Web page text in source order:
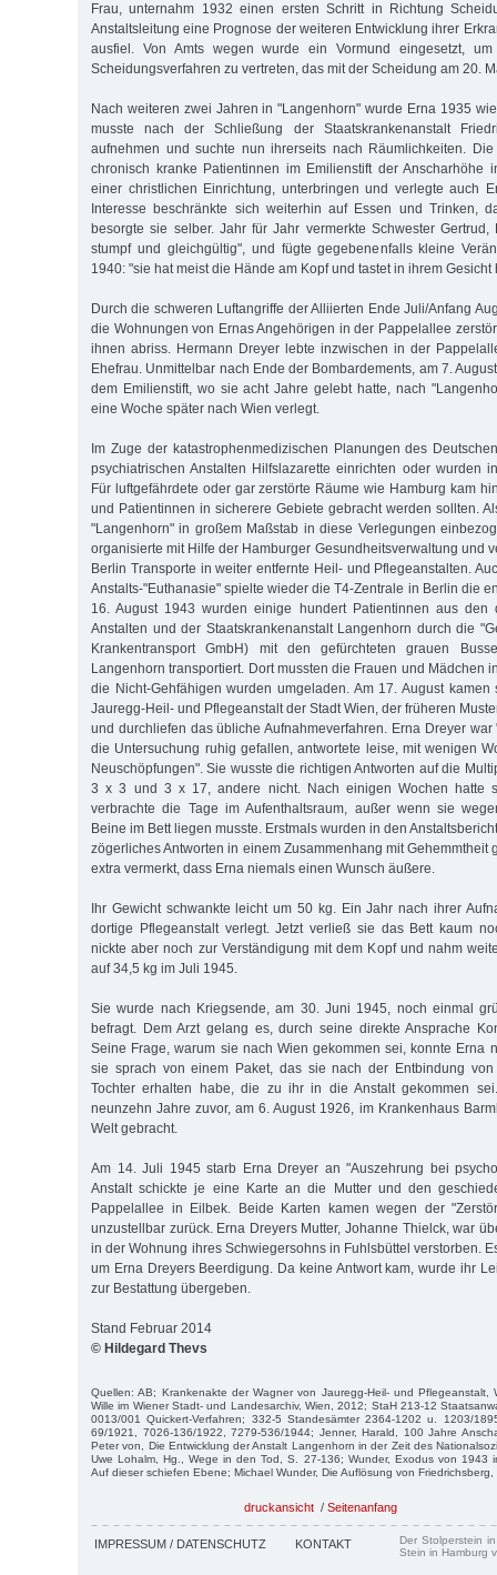
Frau, unternahm 1932 einen ersten Schritt in Richtung
Anstaltsleitung eine Prognose der weiteren Entwicklung ihrer
ausfiel. Von Amts wegen wurde ein Vormund eingesetzt,
Scheidungsverfahren zu vertreten, das mit der Scheidung am 20.
Nach weiteren zwei Jahren in "Langenhorn" wurde Erna 1935
musste nach der Schließung der Staatskrankenanstalt
aufnehmen und suchte nun ihrerseits nach Räumlichkeiten. Die
chronisch kranke Patientinnen im Emilienstift der Anscharhöhe
einer christlichen Einrichtung, unterbringen und verlegte auch
Interesse beschränkte sich weiterhin auf Essen und Trinken,
besorgte sie selber. Jahr für Jahr vermerkte Schwester Gertrud,
stumpf und gleichgültig", und fügte gegebenenfalls kleine
1940: "sie hat meist die Hände am Kopf und tastet in ihrem Gesicht
Durch die schweren Luftangriffe der Alliierten Ende Juli/Anfang
die Wohnungen von Ernas Angehörigen in der Pappelallee
ihnen abriss. Hermann Dreyer lebte inzwischen in der
Ehefrau. Unmittelbar nach Ende der Bombardements, am 7.
dem Emilienstift, wo sie acht Jahre gelebt hatte, nach
eine Woche später nach Wien verlegt.
Im Zuge der katastrophenmedizischen Planungen des
psychiatrischen Anstalten Hilfslazarette einrichten oder wurden
Für luftgefährdete oder gar zerstörte Räume wie Hamburg kam
und Patientinnen in sicherere Gebiete gebracht werden sollten.
"Langenhorn" in großem Maßstab in diese Verlegungen
organisierte mit Hilfe der Hamburger Gesundheitsverwaltung und
Berlin Transporte in weiter entfernte Heil- und Pflegeanstalten.
Anstalts-"Euthanasie" spielte wieder die T4-Zentrale in Berlin die
16. August 1943 wurden einige hundert Patientinnen aus den
Anstalten und der Staatskrankenanstalt Langenhorn durch die
Krankentransport GmbH) mit den gefürchteten grauen
Langenhorn transportiert. Dort mussten die Frauen und Mädchen
die Nicht-Gehfähigen wurden umgeladen. Am 17. August
Jauregg-Heil- und Pflegeanstalt der Stadt Wien, der früheren
und durchliefen das übliche Aufnahmeverfahren. Erna Dreyer
die Untersuchung ruhig gefallen, antwortete leise, mit wenigen
Neuschöpfungen". Sie wusste die richtigen Antworten auf die
3 x 3 und 3 x 17, andere nicht. Nach einigen Wochen hatte
verbrachte die Tage im Aufenthaltsraum, außer wenn sie
Beine im Bett liegen musste. Erstmals wurden in den
zögerliches Antworten in einem Zusammenhang mit Gehemmtheit
extra vermerkt, dass Erna niemals einen Wunsch äußere.
Ihr Gewicht schwankte leicht um 50 kg. Ein Jahr nach ihrer
dortige Pflegeanstalt verlegt. Jetzt verließ sie das Bett kaum
nickte aber noch zur Verständigung mit dem Kopf und nahm
auf 34,5 kg im Juli 1945.
Sie wurde nach Kriegsende, am 30. Juni 1945, noch einmal
befragt. Dem Arzt gelang es, durch seine direkte Ansprache
Seine Frage, warum sie nach Wien gekommen sei, konnte Erna
sie sprach von einem Paket, das sie nach der Entbindung
Tochter erhalten habe, die zu ihr in die Anstalt gekommen
neunzehn Jahre zuvor, am 6. August 1926, im Krankenhaus
Welt gebracht.
Am 14. Juli 1945 starb Erna Dreyer an "Auszehrung bei
Anstalt schickte je eine Karte an die Mutter und den
Pappelallee in Eilbek. Beide Karten kamen wegen der
unzustellbar zurück. Erna Dreyers Mutter, Johanne Thielck, war
in der Wohnung ihres Schwiegersohns in Fuhlsbüttel verstorben.
um Erna Dreyers Beerdigung. Da keine Antwort kam, wurde ihr
zur Bestattung übergeben.
Stand Februar 2014
© Hildegard Thevs
Quellen: AB; Krankenakte der Wagner von Jauregg-Heil- und Pflegeanstalt,
Wille im Wiener Stadt- und Landesarchiv, Wien, 2012; StaH 213-12
0013/001 Quickert-Verfahren; 332-5 Standesämter 2364-1202 u. 1203/
69/1921, 7026-136/1922, 7279-536/1944; Jenner, Harald, 100 Jahre
Peter von, Die Entwicklung der Anstalt Langenhorn in der Zeit des
Uwe Lohalm, Hg., Wege in den Tod, S. 27-136; Wunder, Exodus von 1943
Auf dieser schiefen Ebene; Michael Wunder, Die Auflösung von
druckansicht / Seitenanfang
IMPRESSUM / DATENSCHUTZ KONTAKT
Der Stolperstein
Stein in Hamburg